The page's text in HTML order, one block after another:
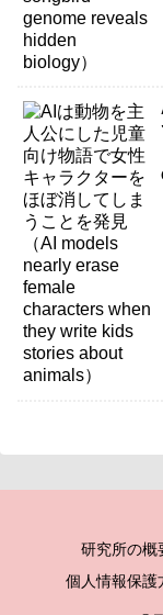
研究所の概
個人情報保護